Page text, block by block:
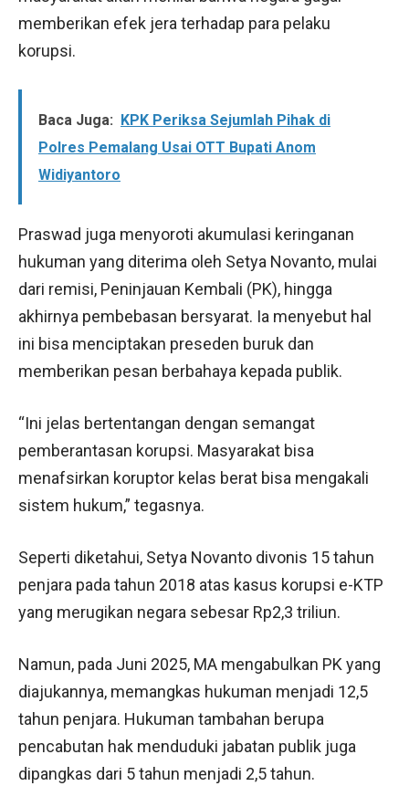
memberikan efek jera terhadap para pelaku
korupsi.
Baca Juga: KPK Periksa Sejumlah Pihak di
Polres Pemalang Usai OTT Bupati Anom
Widiyantoro
Praswad juga menyoroti akumulasi keringanan
hukuman yang diterima oleh Setya Novanto, mulai
dari remisi, Peninjauan Kembali (PK), hingga
akhirnya pembebasan bersyarat. Ia menyebut hal
ini bisa menciptakan preseden buruk dan
memberikan pesan berbahaya kepada publik.
“Ini jelas bertentangan dengan semangat
pemberantasan korupsi. Masyarakat bisa
menafsirkan koruptor kelas berat bisa mengakali
sistem hukum,” tegasnya.
Seperti diketahui, Setya Novanto divonis 15 tahun
penjara pada tahun 2018 atas kasus korupsi e-KTP
yang merugikan negara sebesar Rp2,3 triliun.
Namun, pada Juni 2025, MA mengabulkan PK yang
diajukannya, memangkas hukuman menjadi 12,5
tahun penjara. Hukuman tambahan berupa
pencabutan hak menduduki jabatan publik juga
dipangkas dari 5 tahun menjadi 2,5 tahun.